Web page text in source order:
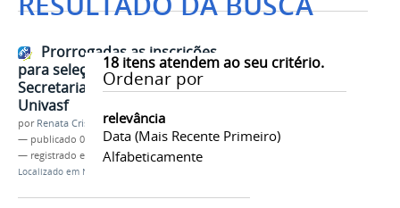
18itens atendem ao seu critério.
Ordenar por
relevância
Data (mais Recente Primeiro)
Alfabeticamente
Prorrogadas as inscrições
para seleção de estágio da
Secretaria de Infraestrutura da
Univasf
por Renata Cristina de Sá Barreto Freitas
— publicado 09/06/2025
— registrado em:
Infra,Estágio,Seleção
Localizado em Notícias